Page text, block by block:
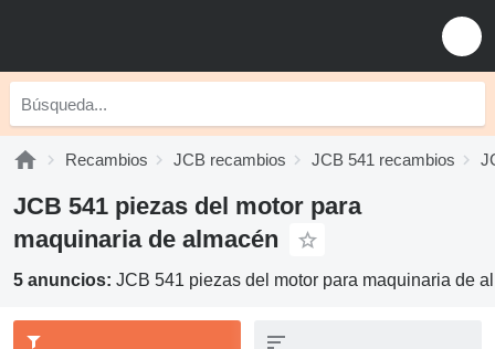
Recambios JCB recambios JCB 541 recambios
JCB 541 piezas del motor para
maquinaria de almacén
5 anuncios: JCB 541 piezas del motor para maquinaria de